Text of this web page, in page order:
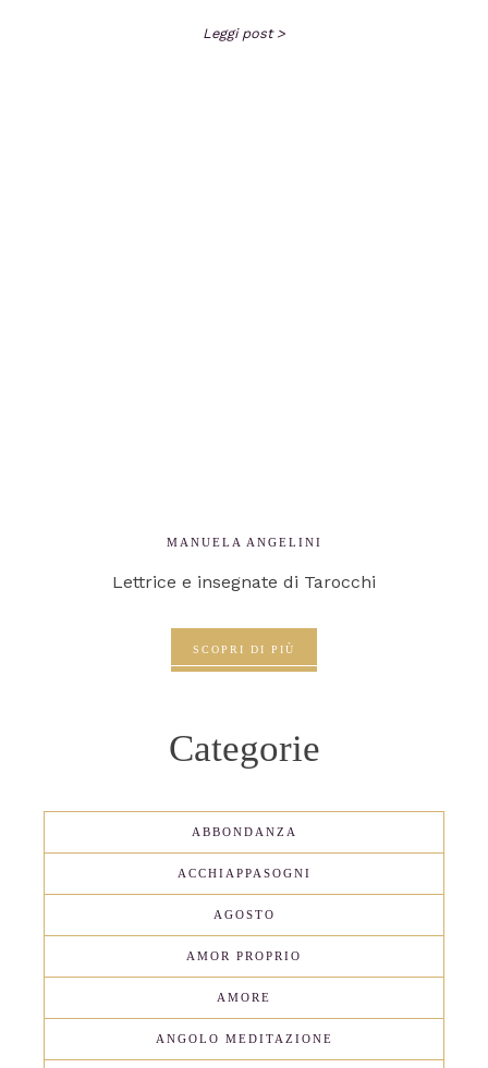
Leggi post >
MANUELA ANGELINI
Lettrice e insegnate di Tarocchi
SCOPRI DI PIÙ
Categorie
ABBONDANZA
ACCHIAPPASOGNI
AGOSTO
AMOR PROPRIO
AMORE
ANGOLO MEDITAZIONE